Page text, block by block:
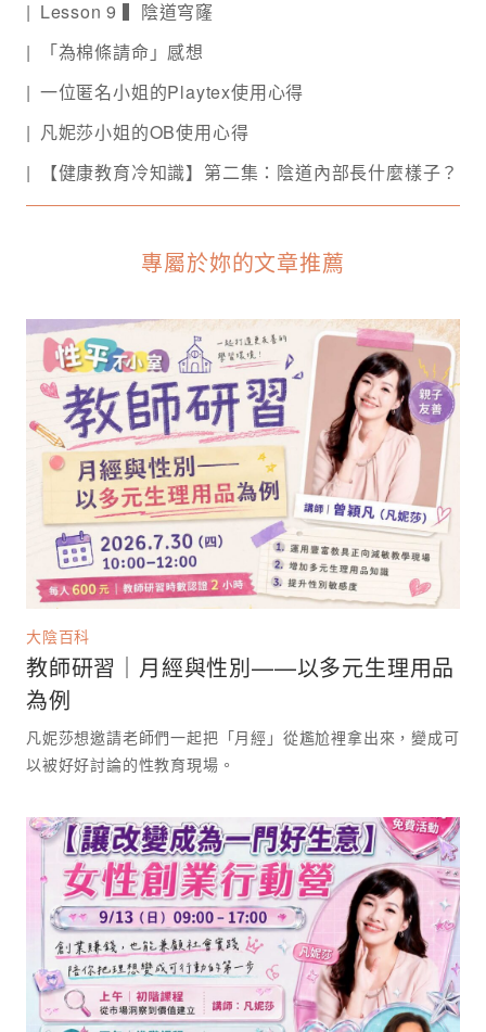
Lesson 9 ▍陰道穹窿
「為棉條請命」感想
一位匿名小姐的Playtex使用心得
凡妮莎小姐的OB使用心得
【健康教育冷知識】第二集：陰道內部長什麼樣子？
專屬於妳的文章推薦
大陰百科
教師研習｜月經與性別——以多元生理用品
為例
凡妮莎想邀請老師們一起把「月經」從尷尬裡拿出來，變成可